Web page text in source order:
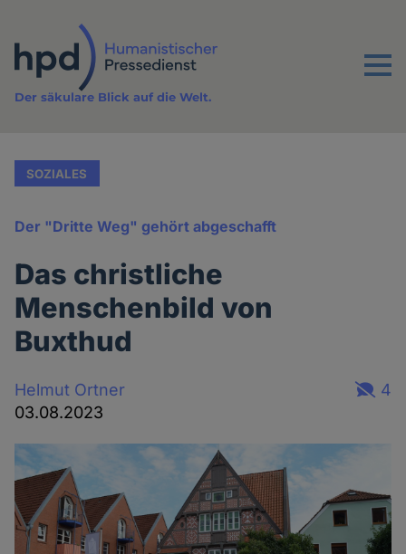
Inhalt
Menu
Der säkulare Blick auf die Welt.
SOZIALES
Der "Dritte Weg" gehört abgeschafft
Das christliche
Menschenbild von
Buxthud
Helmut Ortner
03.08.2023
4